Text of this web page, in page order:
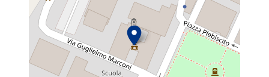
Richiesta Svincolo Fidejussione
Richiesta di Attestazione di idoneità alloggio
Richiesta voltura permesso di Costruire